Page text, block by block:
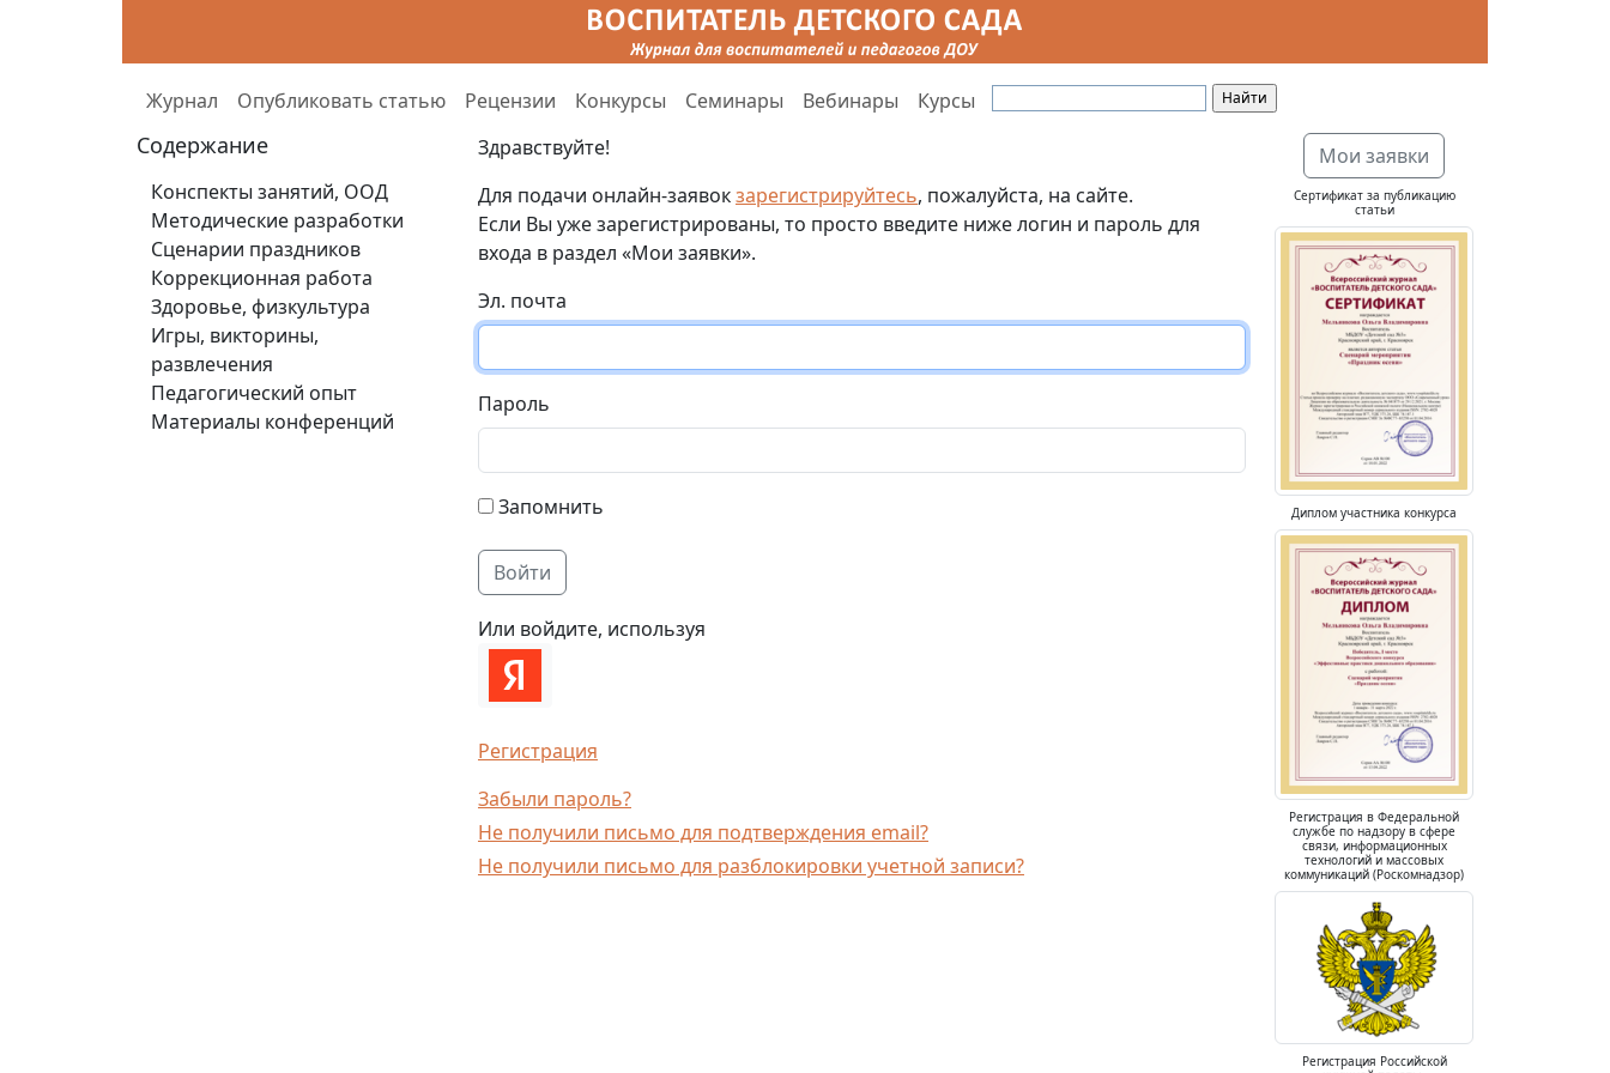
Журнал Опубликовать статью Рецензии Конкурсы Семинары Вебинары Курсы
Содержание
Конспекты занятий, ООД
Методические разработки
Сценарии праздников
Коррекционная работа
Здоровье, физкультура
Игры, викторины,
развлечения
Педагогический опыт
Материалы конференций
Здравствуйте!
Для подачи онлайн-заявокзарегистрируйтесь, пожалуйста, на сайте.
Если Вы уже зарегистрированы, то просто введите ниже логин и пароль для
входа в раздел «Мои заявки».
Эл. почта
Пароль
Запомнить
Или войдите, используя
Регистрация
Забыли пароль?
Не получили письмо для подтверждения email?
Не получили письмо для разблокировки учетной записи?
Мои заявки
Сертификат за публикацию
статьи
Диплом участника конкурса
Регистрация в Федеральной
службе по надзору в сфере
связи, информационных
технологий и массовых
коммуникаций (Роскомнадзор)
Регистрация Российской